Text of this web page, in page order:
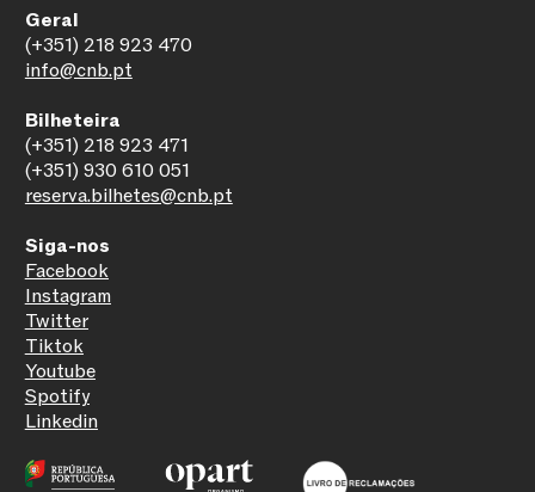
Siga-nos
Facebook
Instagram
Twitter
Tiktok
Youtube
Spotify
Linkedin
Geral
(+351) 218 923 470
info@cnb.pt
Bilheteira
(+351) 218 923 471
(+351) 930 610 051
reserva.bilhetes@cnb.pt